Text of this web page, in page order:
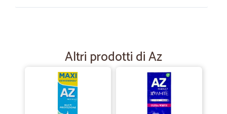
Veramente eccezionali!
—Debora A.
Servizio eccellente e prodotti…
Altri prodotti di Az